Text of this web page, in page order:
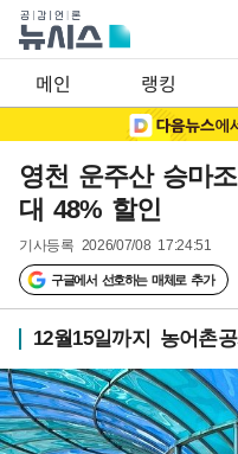
메인 랭킹
영천 운주산 승마
대 48% 할인
기사등록 2026/07/08 17:24:51
구글에서 선호하는 매체로 추가
12월15일까지 농어촌